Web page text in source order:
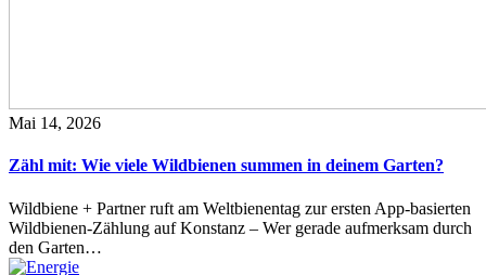
Mai 14, 2026
Zähl mit: Wie viele Wildbienen summen in deinem Garten?
Wildbiene + Partner ruft am Weltbienentag zur ersten App-basierten
Wildbienen-Zählung auf Konstanz – Wer gerade aufmerksam durch
den Garten…